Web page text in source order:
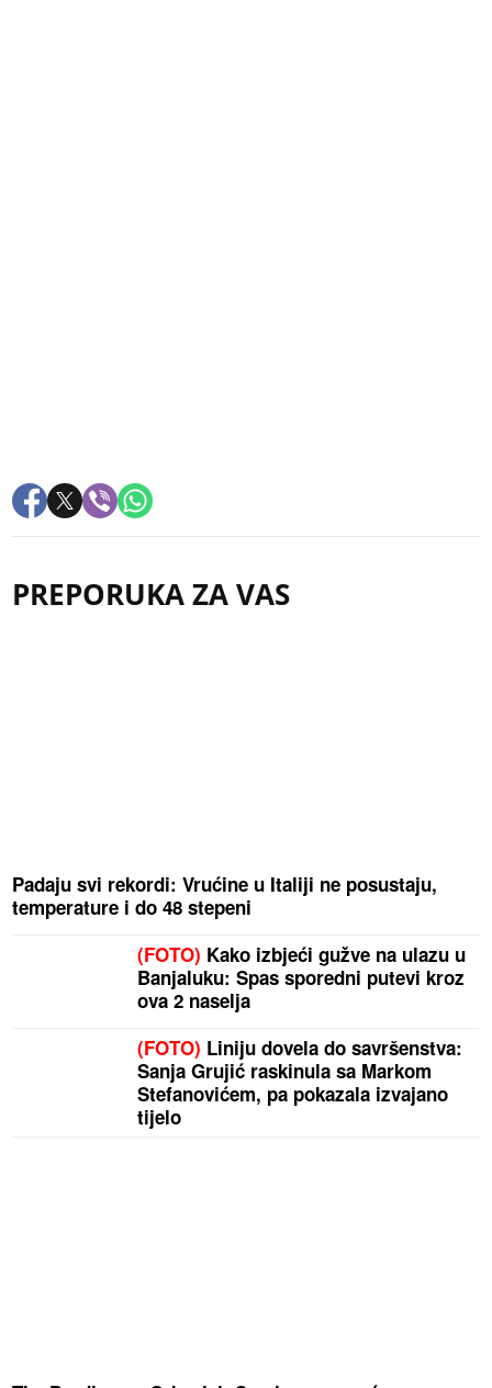
PREPORUKA ZA VAS
Padaju svi rekordi: Vrućine u Italiji ne posustaju,
temperature i do 48 stepeni
(FOTO) Kako izbjeći gužve na ulazu u
Banjaluku: Spas sporedni putevi kroz
ova 2 naselja
(FOTO) Liniju dovela do savršenstva:
Sanja Grujić raskinula sa Markom
Stefanovićem, pa pokazala izvajano
tijelo